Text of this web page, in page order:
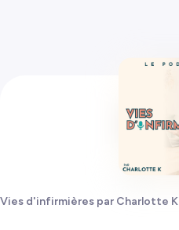
Vies d'infirmières par Charlotte K